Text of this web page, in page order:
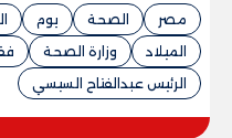
مصر الصحة يوم
الميلاد
وزارة الصحة
الرئيس عبدالفتاح السيسي